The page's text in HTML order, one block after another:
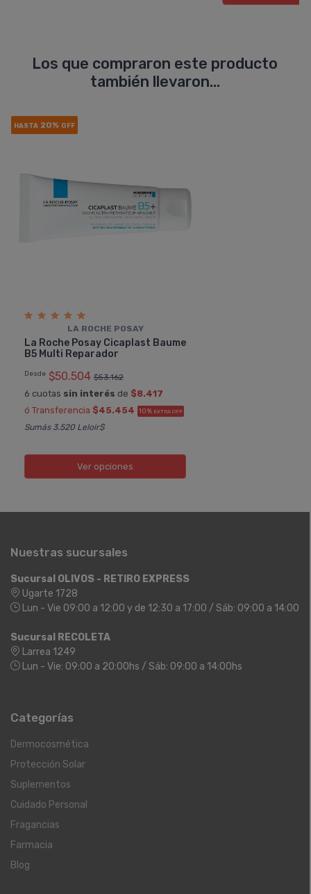
Los que compraron este producto
también llevaron...
HASTA 20% OFF
LA ROCHE POSAY
La Roche Posay Cicaplast Baume
B5 Multi Reparador
Desde $50.504 $53.162
6 cuotas sin interés de $8.417
ó Transferencia $45.454 10% EXTRA OFF
Sumás 3.520 Leloir$
Ver opciones
Nuestras sucursales
Sucursal OLIVOS - RETIRO EXPRESS
Ugarte 1728
Lun - Vie 09:00 a 12:00 y de 12:30 a 17:00 / Sáb: 09:00 a 14:00
Sucursal RECOLETA
Larrea 1249
Lun - Vie: 09:00 a 20:00hs / Sáb: 09:00 a 14:00hs
Categorías
Dermocosmética
Protección Solar
Suplementos
Cuidado Personal
Fragancias
Farmacia
Blog